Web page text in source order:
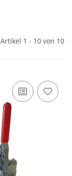
Artikel 1 - 10 von 10